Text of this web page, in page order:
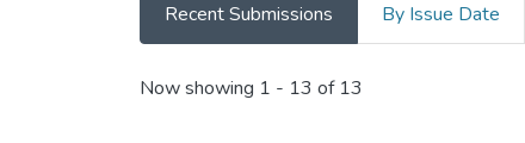
Recent Submissions By Issue Date
Recent Submissions
Now showing 1 - 13 of 13